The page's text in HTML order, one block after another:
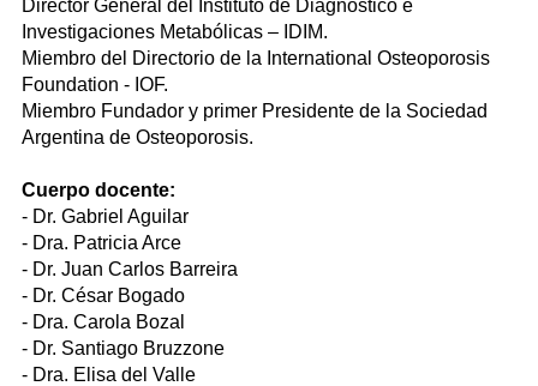
Director General del Instituto de Diagnóstico e
Investigaciones Metabólicas – IDIM.
Miembro del Directorio de la International Osteoporosis
Foundation - IOF.
Miembro Fundador y primer Presidente de la Sociedad
Argentina de Osteoporosis.
Cuerpo docente:
- Dr. Gabriel Aguilar
- Dra. Patricia Arce
- Dr. Juan Carlos Barreira
- Dr. César Bogado
- Dra. Carola Bozal
- Dr. Santiago Bruzzone
- Dra. Elisa del Valle